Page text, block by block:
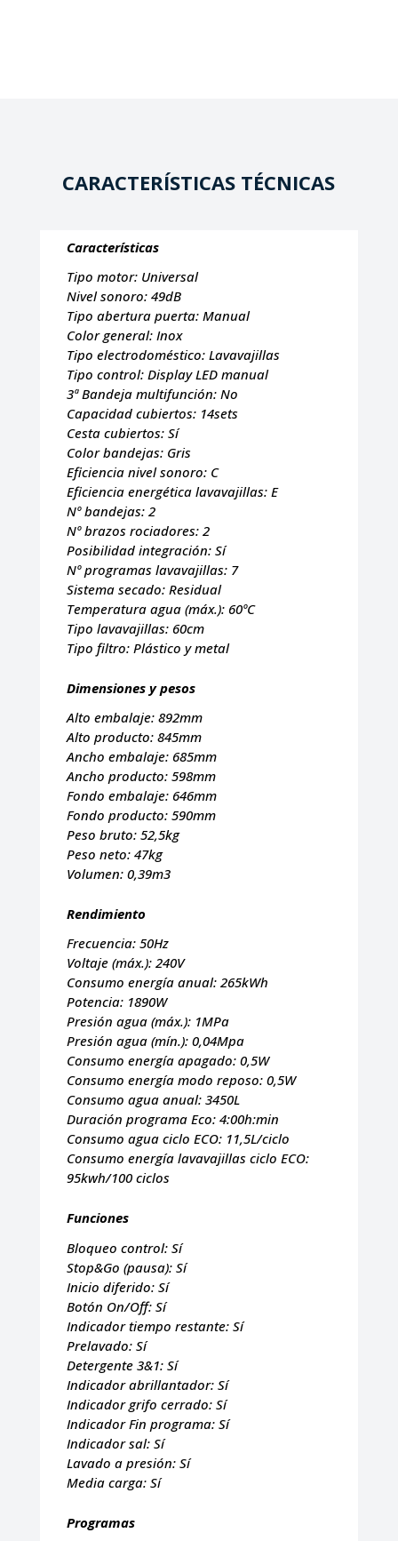
CARACTERÍSTICAS TÉCNICAS
Características
Tipo motor: Universal
Nivel sonoro: 49dB
Tipo abertura puerta: Manual
Color general: Inox
Tipo electrodoméstico: Lavavajillas
Tipo control: Display LED manual
3ª Bandeja multifunción: No
Capacidad cubiertos: 14sets
Cesta cubiertos: Sí
Color bandejas: Gris
Eficiencia nivel sonoro: C
Eficiencia energética lavavajillas: E
Nº bandejas: 2
Nº brazos rociadores: 2
Posibilidad integración: Sí
Nº programas lavavajillas: 7
Sistema secado: Residual
Temperatura agua (máx.): 60ºC
Tipo lavavajillas: 60cm
Tipo filtro: Plástico y metal
Dimensiones y pesos
Alto embalaje: 892mm
Alto producto: 845mm
Ancho embalaje: 685mm
Ancho producto: 598mm
Fondo embalaje: 646mm
Fondo producto: 590mm
Peso bruto: 52,5kg
Peso neto: 47kg
Volumen: 0,39m3
Rendimiento
Frecuencia: 50Hz
Voltaje (máx.): 240V
Consumo energía anual: 265kWh
Potencia: 1890W
Presión agua (máx.): 1MPa
Presión agua (mín.): 0,04Mpa
Consumo energía apagado: 0,5W
Consumo energía modo reposo: 0,5W
Consumo agua anual: 3450L
Duración programa Eco: 4:00h:min
Consumo agua ciclo ECO: 11,5L/ciclo
Consumo energía lavavajillas ciclo ECO:
95kwh/100 ciclos
Funciones
Bloqueo control: Sí
Stop&Go (pausa): Sí
Inicio diferido: Sí
Botón On/Off: Sí
Indicador tiempo restante: Sí
Prelavado: Sí
Detergente 3&1: Sí
Indicador abrillantador: Sí
Indicador grifo cerrado: Sí
Indicador Fin programa: Sí
Indicador sal: Sí
Lavado a presión: Sí
Media carga: Sí
Programas